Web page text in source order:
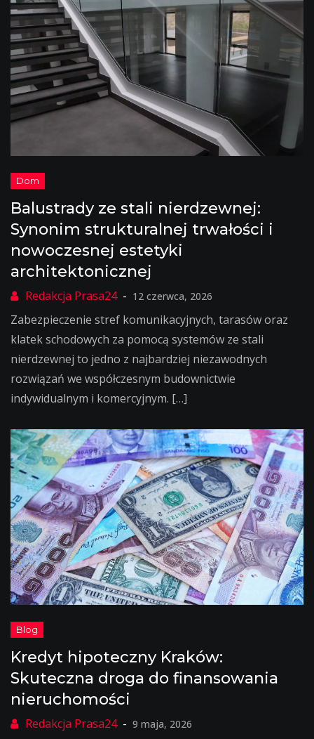
Balustrady ze stali nierdzewnej:
Synonim strukturalnej trwałości i
nowoczesnej estetyki
architektonicznej
12 czerwca, 2026
Zabezpieczenie stref komunikacyjnych, tarasów oraz
klatek schodowych za pomocą systemów ze stali
nierdzewnej to jedno z najbardziej niezawodnych
rozwiązań we współczesnym budownictwie
indywidualnym i komercyjnym. […]
Kredyt hipoteczny Kraków:
Skuteczna droga do finansowania
nieruchomości
9 maja, 2026